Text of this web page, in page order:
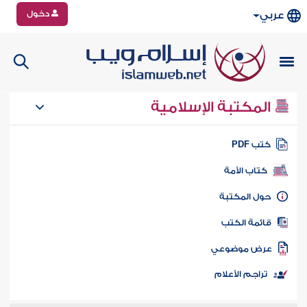
عربي دخول
المكتبة الإسلامية
كتب PDF
كتاب الأمة
المكتبة
الكتب
موضوعي